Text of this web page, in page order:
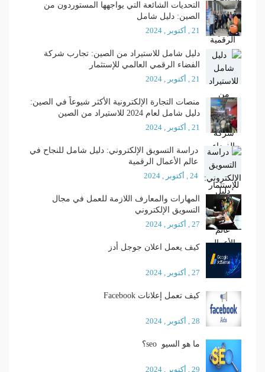
التحديات الشائعة التي يواجهها المستوردون من
الصين: دليل شامل
21 , أكتوبر , 2024
دليل شامل للاستيراد من الصين: تجارب شركة
الفضاء الرقمي العالمي للإستثمار
21 , أكتوبر , 2024
منصات التجارة الإلكترونية الأكثر شيوعاً في الصين:
دليل شامل لعام 2024 للاستيراد من الصين
21 , أكتوبر , 2024
دراسة التسويق الإلكتروني: دليل شامل للنجاح في
عالم الأعمال الرقمية
24 , أكتوبر , 2024
المهارات والمعارف اللازمة للعمل في مجال
التسويق الإلكتروني
27 , أكتوبر , 2024
كيف يعمل اعلان جوجل أدز
27 , أكتوبر , 2024
كيف تعمل إعلانات Facebook
28 , أكتوبر , 2024
ما هو السيو seo؟
29 , أكتوبر , 2024